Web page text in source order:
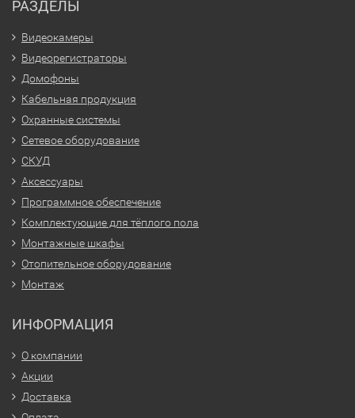
РАЗДЕЛЫ
Видеокамеры
Видеорегистраторы
Домофоны
Кабельная продукция
Охранные системы
Сетевое оборудование
СКУД
Аксессуары
Программное обеспечение
Комплектующие для тёплого пола
Монтажные шкафы
Отопительное оборудование
Монтаж
ИНФОРМАЦИЯ
О компании
Акции
Доставка